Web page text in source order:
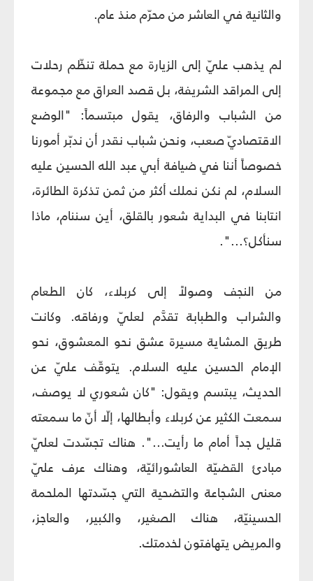
والثانية في العاشر من محرّم منذ عام.
لم يذهب عليّ إلى الزيارة مع حملة تنظّم رحلات
إلى المراقد الشريفة، بل قصد العراق مع مجموعة
من الشباب والرفاق، يقول مبتسماً: "الوضع
الاقتصاديّ صعب، ونحن شباب نقدر أن ندبّر أمورنا
خصوصاً أننا في ضيافة أبي عبد الله الحسين عليه
السلام، لم نكن نملك أكثر من ثمن تذكرة الطائرة،
انتابنا في البداية شعور بالقلق، أين سننام، ماذا
سنأكل؟...".
من النجف وصولاً إلى كربلاء، كان الطعام
والشراب والطبابة تقدَّم لعليّ ورفاقه. وكانت
طريق المشاية مسيرة عشق نحو المعشوق، نحو
الإمام الحسين عليه السلام. يتوقّف عليّ عن
الحديث، يبتسم ويقول: "كان شعوري لا يوصف،
سمعت الكثير عن كربلاء وأبطالها، إلّا أنّ ما سمعته
قليل جداً أمام ما رأيت...". هناك تجسّدت لعليّ
مبادئ القضيّة العاشورائيّة، وهناك عرف عليّ
معنى الشجاعة والتضحية التي جسّدتها الملحمة
الحسينيّة، هناك الصغير، والكبير، والعاجز،
والمريض يتهافتون لخدمتك.